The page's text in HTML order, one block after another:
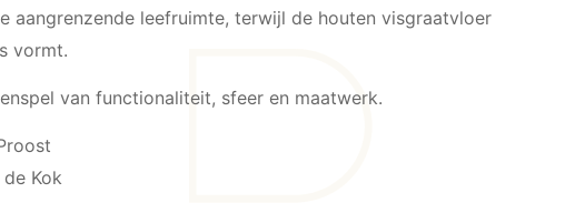
aangrenzende leefruimte, terwijl de houten visgraatvloer
vormt.
van functionaliteit, sfeer en maatwerk.
Kok